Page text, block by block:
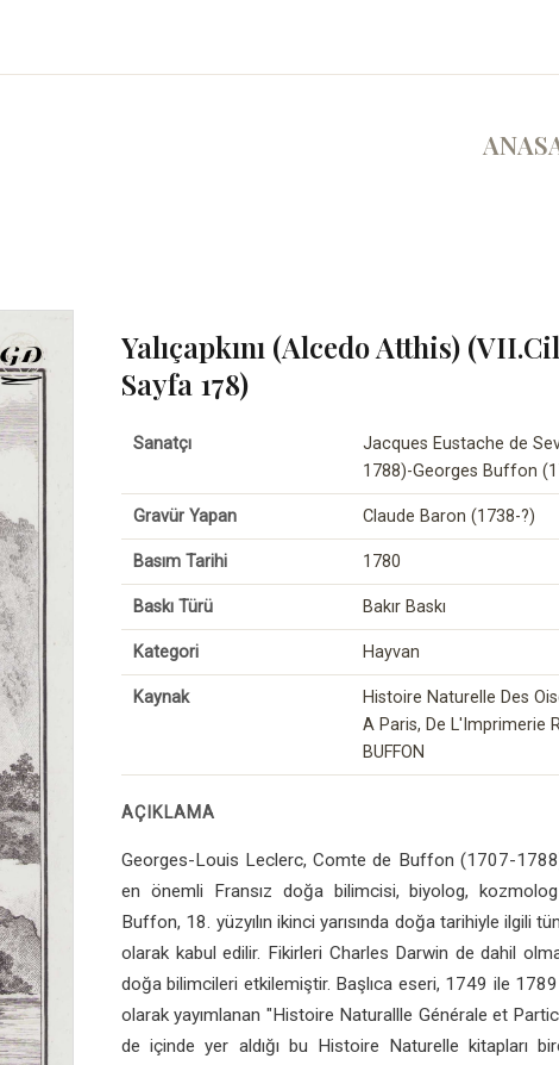
Yalıçapkını (Alcedo Atthis)
Sayfa 178)
Sanatçı
Jacques Eustache de
1788)-Georges Buffon
Gravür Yapan Claude Baron (1738-?)
Basım Tarihi 1780
Baskı Türü Bakır Baskı
Kategori Hayvan
Kaynak
Histoire Naturelle Des
A Paris, De L'Imprimerie
BUFFON
AÇIKLAMA
Georges-Louis Leclerc, Comte de Buffon (1707-1788)
en önemli Fransız doğa bilimcisi, biyolog,
Buffon, 18. yüzyılın ikinci yarısında doğa tarihiyle ilgili
olarak kabul edilir. Fikirleri Charles Darwin de dahil
doğa bilimcileri etkilemiştir. Başlıca eseri, 1749 ile 1789
olarak yayımlanan "Histoire Naturallle Générale et
de içinde yer aldığı bu Histoire Naturelle kitapları